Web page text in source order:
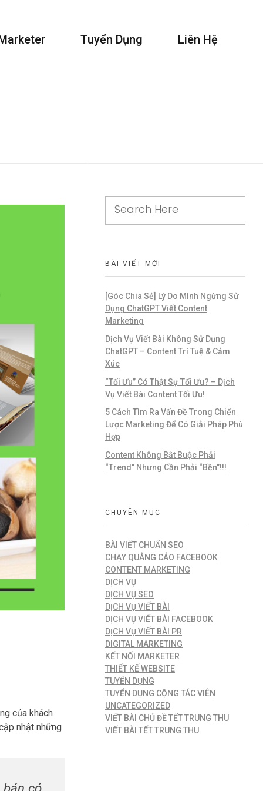
Tuyển Dụng Liên Hệ
của khách
nhật những
bán có
BÀI VIẾT MỚI
[Góc Chia Sẻ] Lý Do Mình Ngừng Sử
Dụng ChatGPT Viết Content
Marketing
Dịch Vụ Viết Bài Không Sử Dụng
ChatGPT – Content Trí Tuệ & Cảm
Xúc
“Tối Ưu” Có Thật Sự Tối Ưu? – Dịch
Vụ Viết Bài Content Tối Ưu!
5 Cách Tìm Ra Vấn Đề Trong Chiến
Lược Marketing Để Có Giải Pháp Phù
Hợp
Content Không Bắt Buộc Phải
“Trend” Nhưng Cần Phải “Bền”!!!
CHUYÊN MỤC
BÀI VIẾT CHUẨN SEO
CHẠY QUẢNG CÁO FACEBOOK
CONTENT MARKETING
DỊCH VỤ
DỊCH VỤ SEO
DỊCH VỤ VIẾT BÀI
DỊCH VỤ VIẾT BÀI FACEBOOK
DỊCH VỤ VIẾT BÀI PR
DIGITAL MARKETING
KẾT NỐI MARKETER
THIẾT KẾ WEBSITE
TUYỂN DỤNG
TUYỂN DỤNG CỘNG TÁC VIÊN
UNCATEGORIZED
VIẾT BÀI CHỦ ĐỀ TẾT TRUNG THU
VIẾT BÀI TẾT TRUNG THU